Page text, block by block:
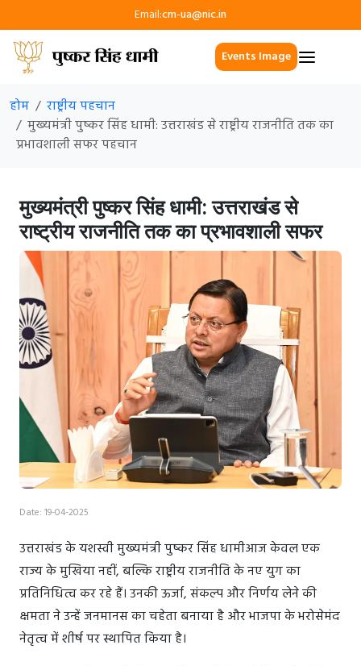
Email:cm-ua@nic.in
Events Image
होम
राष्ट्रीय पहचान
मुख्यमंत्री पुष्कर सिंह धामी: उत्तराखंड से राष्ट्रीय राजनीति तक का
प्रभावशाली सफर पहचान
मुख्यमंत्री पुष्कर सिंह धामी: उत्तराखंड से
राष्ट्रीय राजनीति तक का प्रभावशाली सफर
Date: 19-04-2025
उत्तराखंड के यशस्वी मुख्यमंत्री पुष्कर सिंह धामीआज केवल एक
राज्य के मुखिया नहीं, बल्कि राष्ट्रीय राजनीति के नए युग का
प्रतिनिधित्व कर रहे हैं। उनकी ऊर्जा, संकल्प और निर्णय लेने की
क्षमता ने उन्हें जनमानस का चहेता बनाया है और भाजपा के भरोसेमंद
नेतृत्व में शीर्ष पर स्थापित किया है।